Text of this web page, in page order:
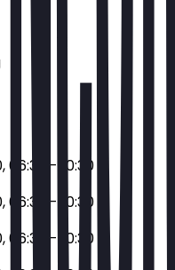
06:30 - 10:30
06:30 - 10:30
06:30 - 10:30